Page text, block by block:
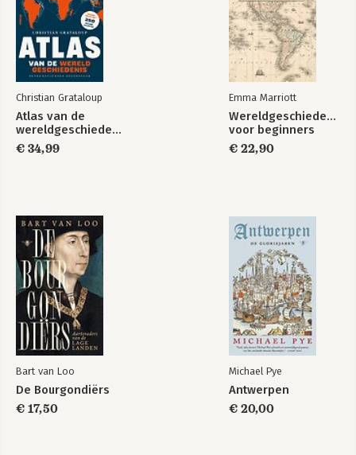
Christian Grataloup
Atlas van de
wereldgeschiedenis
€ 34,99
Emma Marriott
Wereldgeschiedenis
voor beginners
€ 22,90
Bart van Loo
De Bourgondiërs
€ 17,50
Michael Pye
Antwerpen
€ 20,00